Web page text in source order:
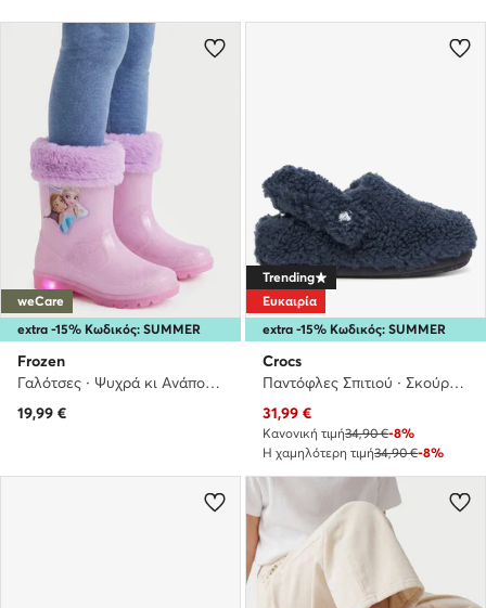
extra -15% Κωδικός: SUMMER
weCare
Frozen
Γαλότσες · Ψυχρά κι Ανάποδα · Ανοιχτό μοβ
19,99 €
extra -15% Κωδικός: SUMMER
Trending
Ευκαιρία
Crocs
Παντόφλες Σπιτιού · Σκούρο μπλε
Τρέχουσα τιμή
31,99 €
Κανονική τιμή34,90 €-8%
Η χαμηλότερη τιμή34,90 €-8%